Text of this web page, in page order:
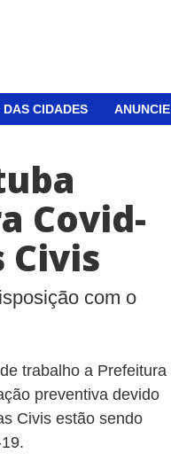
CIDADES ANUNCIE
Covid-
Civis
com o
trabalho a Prefeitura
preventiva devido
Civis estão sendo